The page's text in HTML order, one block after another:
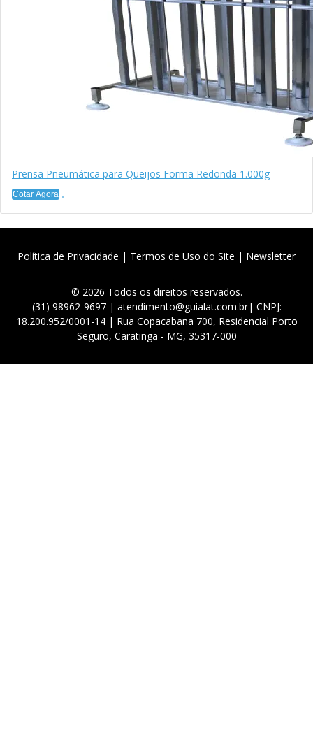
Prensa Pneumática para Queijos Forma Redonda 1.000g
Cotar Agora
Política de Privacidade | Termos de Uso do Site | Newsletter
© 2026 Todos os direitos reservados.
(31) 98962-9697 | atendimento@guialat.com.br| CNPJ:
18.200.952/0001-14 | Rua Copacabana 700, Residencial Porto
Seguro, Caratinga - MG, 35317-000